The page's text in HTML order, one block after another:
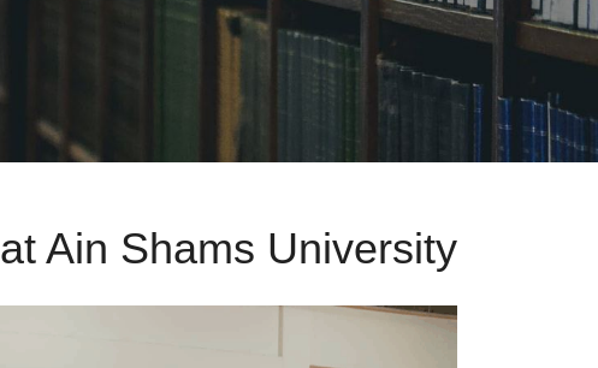
at Ain Shams University